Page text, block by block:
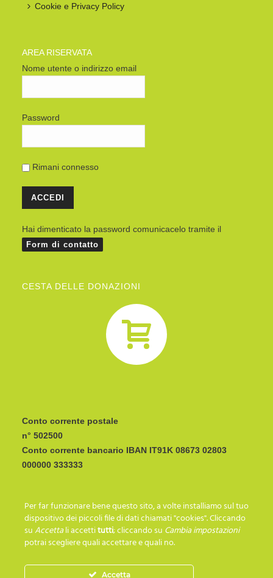
Cookie e Privacy Policy
AREA RISERVATA
Nome utente o indirizzo email
Password
Rimani connesso
Hai dimenticato la password comunicacelo tramite il
Form di contatto
CESTA DELLE DONAZIONI
Conto corrente postale
n° 502500
Conto corrente bancario IBAN
I C R A I T R R I P 0
SEGUICI SU…
Per far funzionare bene questo sito, a volte installiamo sul tuo
dispositivo dei piccoli file di dati chiamati "cookies". Cliccando
suAccettali accettitutti; cliccando su Cambia impostazioni
potrai scegliere quali accettare e quali no.
Accetta